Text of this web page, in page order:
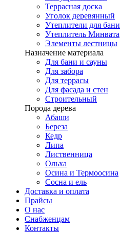
Террасная доска
Уголок деревянный
Утеплители для бани
Утеплитель Минвата
Элементы лестницы
Назначение материала
Для бани и сауны
Для забора
Для террасы
Для фасада и стен
Строительный
Порода дерева
Абаши
Береза
Кедр
Липа
Лиственница
Ольха
Осина и Термоосина
Сосна и ель
Доставка и оплата
Прайсы
О нас
Снабженцам
Контакты